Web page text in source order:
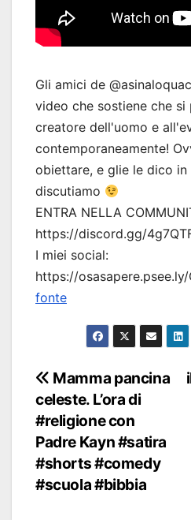
Gli amici de
video che sostiene che si
creatore dell'uomo e
contemporaneamente!
obiettare, e glie le dico
discutiamo
ENTRA NELLA
https://discord.gg/
I miei social:
https://osasapere.psee.ly/
fonte
Navigazione
articoli
Mamma pancina
celeste. L’ora di
#religione con
Padre Kayn #satira
#shorts #comedy
#scuola #bibbia